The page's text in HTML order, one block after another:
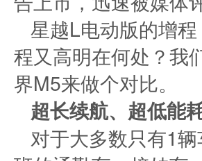
星越L电动版的增
程又高明在何处？我
界M5来做个对比。
超长续航、超低能
对于大多数只有1